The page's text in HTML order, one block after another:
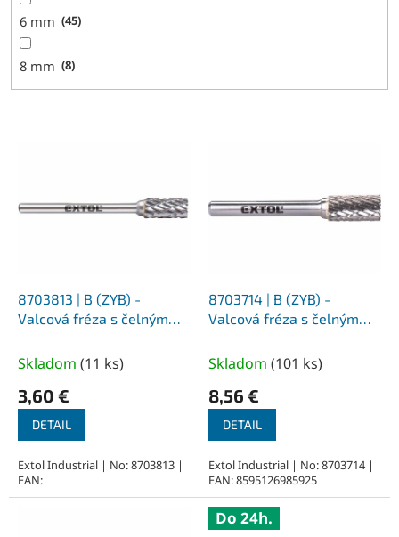
6 mm 45
8 mm 8
8703813 | B (ZYB) -
Valcová fréza s čelným
50 mm, nepovlakované
Skladom (11 ks)
3,60 €
DETAIL
Extol Industrial | No: 8703813 |
EAN:
8703714 | B (ZYB) -
Valcová fréza s čelným
10,0x20x6-65 mm,
Skladom (101 ks)
8,56 €
DETAIL
Extol Industrial | No: 8703714 |
EAN: 8595126985925
Do 24h.